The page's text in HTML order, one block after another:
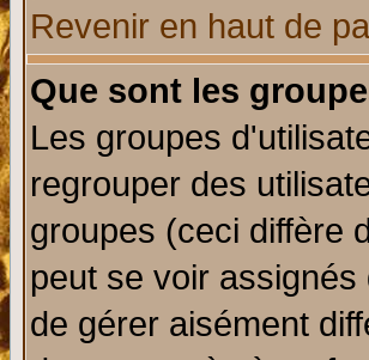
Revenir en haut de
Que sont les
Les groupes
regrouper des
groupes (ceci diffère
peut se voir
de gérer aisément